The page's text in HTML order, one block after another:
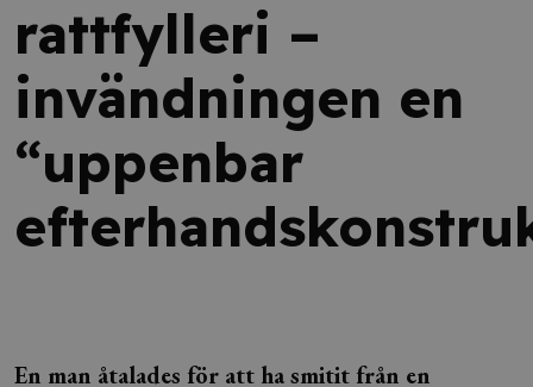
rattfylleri –
invändningen en
“uppenbar
En man åtalades för att ha smitit från en